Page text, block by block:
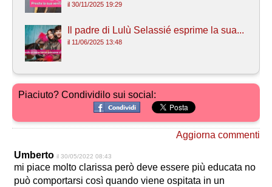
il 30/11/2025 19:29
Il padre di Lulù Selassié esprime la sua...
il 11/06/2025 13:48
Piaciuto? Condividilo sui social:
Aggiorna commenti
Umberto il 30/05/2022 08:43
mi piace molto clarissa però deve essere più educata no
può comportarsi così quando viene ospitata in un